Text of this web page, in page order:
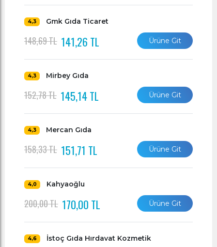
4,3 Gmk Gıda Ticaret
148,69 TL 141,26 TL Ürüne Git
4,3 Mirbey Gıda
152,78 TL 145,14 TL Ürüne Git
4,3 Mercan Gıda
158,33 TL 151,71 TL Ürüne Git
4,0 Kahyaoğlu
200,00 TL 170,00 TL Ürüne Git
4,6 İstoç Gıda Hırdavat Kozmetik